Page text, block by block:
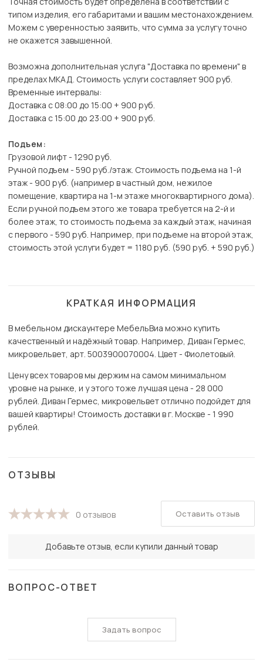
типом изделия, его габаритами и вашим местонахождением.
Можем с уверенностью заявить, что сумма за услугу точно
не окажется завышенной.
Возможна дополнительная услуга "Доставка по времени" в
пределах МКАД. Стоимость услуги составляет 900 руб.
Временные интервалы:
Доставка с 08:00 до 15:00 + 900 руб.
Доставка с 15:00 до 23:00 + 900 руб.
Подъем:
Грузовой лифт - 1290 руб.
Ручной подъем - 590 руб./этаж. Стоимость подъема на 1-й
этаж - 900 руб. (например в частный дом, нежилое
помещение, квартира на 1-м этаже многоквартирного дома).
Если ручной подъем этого же товара требуется на 2-й и
более этаж, то стоимость подъема за каждый этаж, начиная
с первого - 590 руб. Например, при подъеме на второй этаж,
стоимость этой услуги будет = 1180 руб. (590 руб. + 590 руб.)
КРАТКАЯ ИНФОРМАЦИЯ
В мебельном дискаунтере МебельВиа можно купить
качественный и надёжный товар. Например, Диван Гермес,
микровельвет, арт. 5003900070004. Цвет - Фиолетовый.
Цену всех товаров мы держим на самом минимальном
уровне на рынке, и у этого тоже лучшая цена - 28 000
рублей. Диван Гермес, микровельвет отлично подойдет для
вашей квартиры! Стоимость доставки в г. Москве - 1 990
рублей.
ОТЗЫВЫ
0 отзывов
Добавьте отзыв, если купили данный товар
Оставить отзыв
ВОПРОС-ОТВЕТ
Задать вопрос